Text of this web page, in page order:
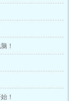
！
！